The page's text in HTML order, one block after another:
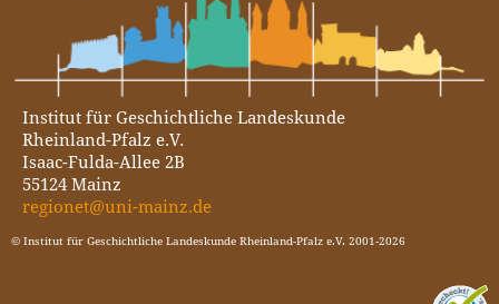
Institut für Geschichtliche Landeskunde
Rheinland-Pfalz e.V.
Isaac-Fulda-Allee 2B
55124 Mainz
regionet@uni-mainz.de
© Institut für Geschichtliche Landeskunde Rheinland-Pfalz e.V. 2001-2026